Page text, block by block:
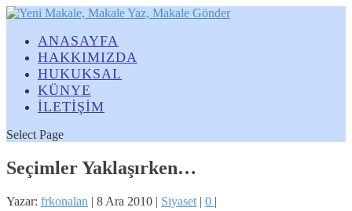
ANASAYFA
HAKKIMIZDA
HUKUKSAL
KÜNYE
İLETİŞİM
Select Page
Seçimler Yaklaşırken…
Yazar: frkonalan | 8 Ara 2010 | Siyaset | 0 |